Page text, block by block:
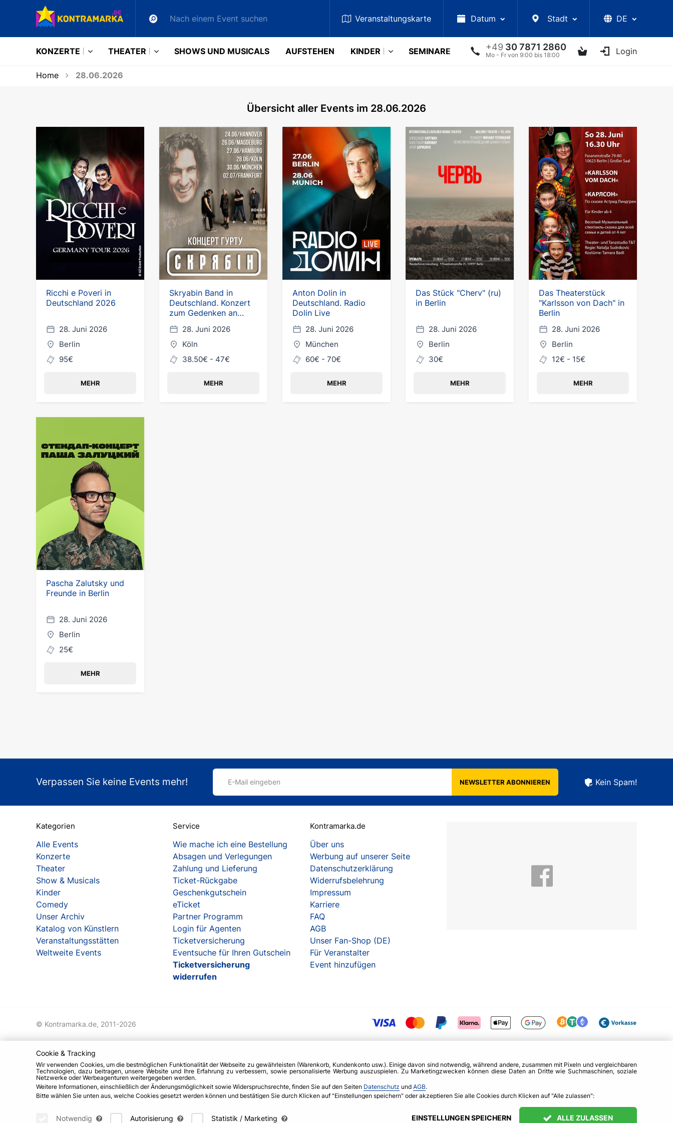
Veranstaltungskarte Datum Stadt DE
+49 30 7871 2860
Mo - Fr von 9:00 bis 18:00 Login
KONZERTE THEATER SHOWS UND MUSICALS AUFSTEHEN KINDER SEMINARE VORLESUNGEN UKRAINISCHE ARTISTEN
Home 28.06.2026
Übersicht aller Events im 28.06.2026
Ricchi e Poveri in
Deutschland 2026
28. Juni 2026
Berlin
95€
MEHR
Skryabin Band in
Deutschland. Konzert
zum Gedenken an
Kuzma Skryabin
28. Juni 2026
Köln
38.50€ - 47€
MEHR
Anton Dolin in
Deutschland. Radio
Dolin Live
28. Juni 2026
München
60€ - 70€
MEHR
Das Stück "Cherv" (ru)
in Berlin
28. Juni 2026
Berlin
30€
MEHR
Das Theaterstück
"Karlsson von Dach" in
Berlin
28. Juni 2026
Berlin
12€ - 15€
MEHR
Pascha Zalutsky und
Freunde in Berlin
28. Juni 2026
Berlin
25€
MEHR
Verpassen Sie keine Events mehr! E-Mail eingeben NEWSLETTER ABONNIEREN Kein Spam!
Kategorien
Alle Events
Konzerte
Theater
Show & Musicals
Kinder
Comedy
Unser Archiv
Katalog von Künstlern
Veranstaltungsstätten
Weltweite Events
Service
Wie mache ich eine Bestellung
Absagen und Verlegungen
Zahlung und Lieferung
Ticket-Rückgabe
Geschenkgutschein
eTicket
Partner Programm
Login für Agenten
Ticketversicherung
Eventsuche für Ihren Gutschein
Ticketversicherung
widerrufen
Kontramarka.de
Über uns
Werbung auf unserer Seite
Datenschutzerklärung
Widerrufsbelehrung
Impressum
Karriere
FAQ
AGB
Unser Fan-Shop (DE)
Für Veranstalter
Event hinzufügen
© Kontramarka.de, 2011-2026
Cookie & Tracking
Wir verwenden Cookies, um die bestmöglichen Funktionalität der Webseite zu gewährleisten (Warenkorb, Kundenkonto usw.). Einige davon sind notwendig, während andere, zusammen mit Pixeln und vergleichbaren
Technologien, dazu beitragen, unsere Website und Ihre Erfahrung zu verbessern, sowie personalisierte Werbung auszuspielen. Zu Marketingzwecken können diese Daten an Dritte wie Suchmaschinen, soziale
Netzwerke oder Werbeagenturen weitergegeben werden.
Weitere Informationen, einschließlich der Änderungsmöglichkeit sowie Widerspruchsrechte, finden Sie auf den Seiten Datenschutz und AGB.
Bitte wählen Sie unten aus, welche Cookies gesetzt werden können und bestätigen Sie durch Klicken auf "Einstellungen speichern" oder akzeptieren Sie alle Cookies durch Klicken auf "Alle zulassen":
Notwendig Autorisierung Statistik / Marketing EINSTELLUNGEN SPEICHERN ALLE ZULASSEN